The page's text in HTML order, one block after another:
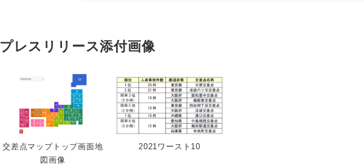
プレスリリース添付画像
交差点マップトップ画面地
図画像
2021ワースト10